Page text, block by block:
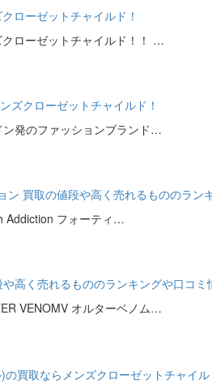
ローゼットチャイルド！
ローゼットチャイルド！！ …
ズクローゼットチャイルド！
ン発のファッションブランド…
買取の値段や高く売れるもののラン
Addiction フォーティ…
高く売れるもののランキングや口コミ
VENOMV オルターベノム…
買取ならメンズクローゼットチャイル